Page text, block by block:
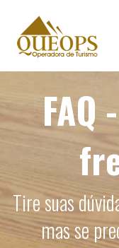
FAQ
Tire suas
mas se